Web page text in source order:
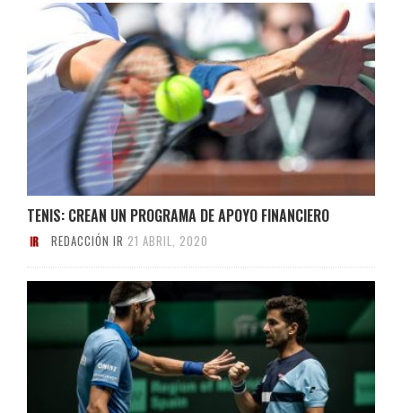
TENIS: CREAN UN PROGRAMA DE APOYO FINANCIERO
REDACCIÓN IR 21 ABRIL, 2020